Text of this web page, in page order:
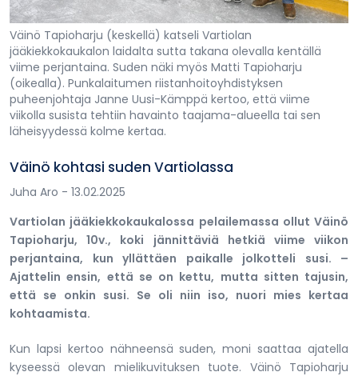
Väinö Tapioharju (keskellä) katseli Vartiolan
jääkiekkokaukalon laidalta sutta takana olevalla kentällä
viime perjantaina. Suden näki myös Matti Tapioharju
(oikealla). Punkalaitumen riistanhoitoyhdistyksen
puheenjohtaja Janne Uusi-Kämppä kertoo, että viime
viikolla susista tehtiin havainto taajama-alueella tai sen
läheisyydessä kolme kertaa.
Väinö kohtasi suden Vartiolassa
Juha Aro - 13.02.2025
Vartiolan jääkiekkokaukalossa pelailemassa ollut Väinö
Tapioharju, 10v., koki jännittäviä hetkiä viime viikon
perjantaina, kun yllättäen paikalle jolkotteli susi. –
Ajattelin ensin, että se on kettu, mutta sitten tajusin,
että se onkin susi. Se oli niin iso, nuori mies kertaa
kohtaamista.
Kun lapsi kertoo nähneensä suden, moni saattaa ajatella
kyseessä olevan mielikuvituksen tuote. Väinö Tapioharju